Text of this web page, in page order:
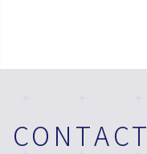
CONTACT